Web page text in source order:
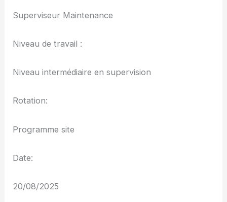
Superviseur Maintenance
Niveau de travail :
Niveau intermédiaire en supervision
Rotation:
Programme site
Date:
20/08/2025